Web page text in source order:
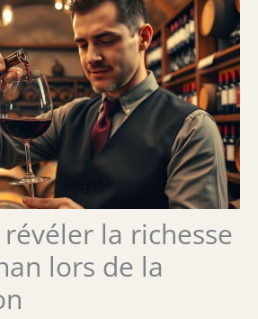
la richesse
lors de la